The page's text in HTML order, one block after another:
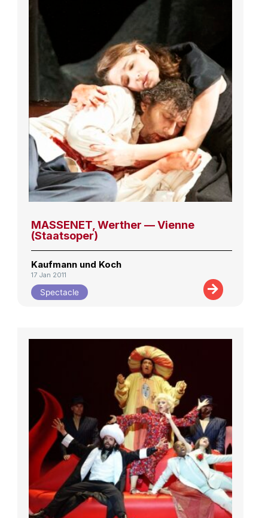
MASSENET, Werther — Vienne
(Staatsoper)
Kaufmann und Koch
17 Jan 2011
Spectacle